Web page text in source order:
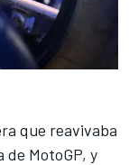
que reavivaba
de MotoGP, y